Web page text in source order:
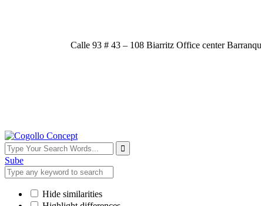
Calle 93 # 43 – 108 Biarritz Office center
Sube
Hide similarities